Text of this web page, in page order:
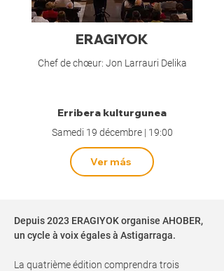
ERAGIYOK
Chef de chœur: Jon Larrauri Delika
Erribera kulturgunea
Samedi 19 décembre | 19:00
Ver más
Depuis 2023 ERAGIYOK organise AHOBER,
un cycle à voix égales à Astigarraga.
La quatrième édition comprendra trois